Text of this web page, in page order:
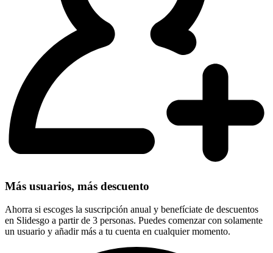
Más usuarios, más descuento
Ahorra si escoges la suscripción anual y benefíciate de descuentos
en Slidesgo a partir de 3 personas. Puedes comenzar con solamente
un usuario y añadir más a tu cuenta en cualquier momento.